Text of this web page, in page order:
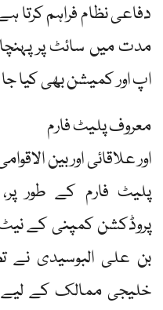
دفاعی نظام فراہم کرتا
مدت میں سائٹ پر
اپ اور کمیشن بھی کیا
معروف پلیٹ فارم
اور علاقائی اور بین
پلیٹ فارم کے طور
پروڈکشن کمپنی کے
خلیجی ممالک کے لیے